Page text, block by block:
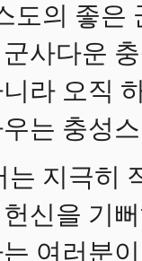
도의 좋은
사다운
라 오직
는 충성
지극히
신을 기
여러분